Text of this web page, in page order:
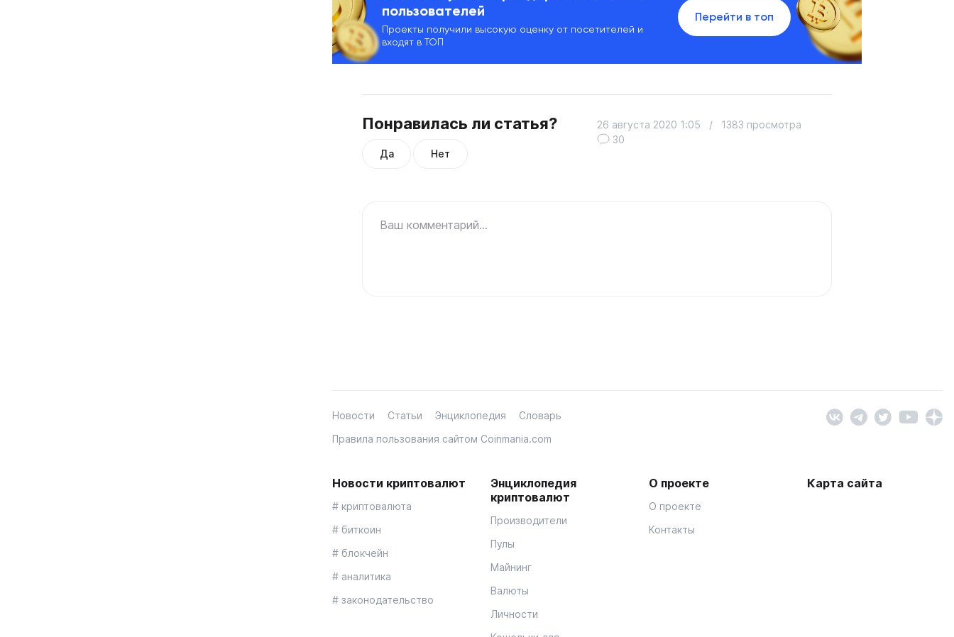
пользователей
Проекты получили высокую оценку от посетителей и
входят в ТОП
Перейти в топ
Понравилась ли статья?
Да Нет
26 августа 2020 1:05 /
1383 просмотра
30
Ваш комментарий...
Новости Статьи Энциклопедия
Словарь
Правила пользования сайтом Coinmania.com
Новости криптовалют
# криптовалюта
# биткоин
# блокчейн
# аналитика
# законодательство
Энциклопедия
криптовалют
Производители
Пулы
Майнинг
Валюты
Личности
О проекте
О проекте
Контакты
Карта сайта